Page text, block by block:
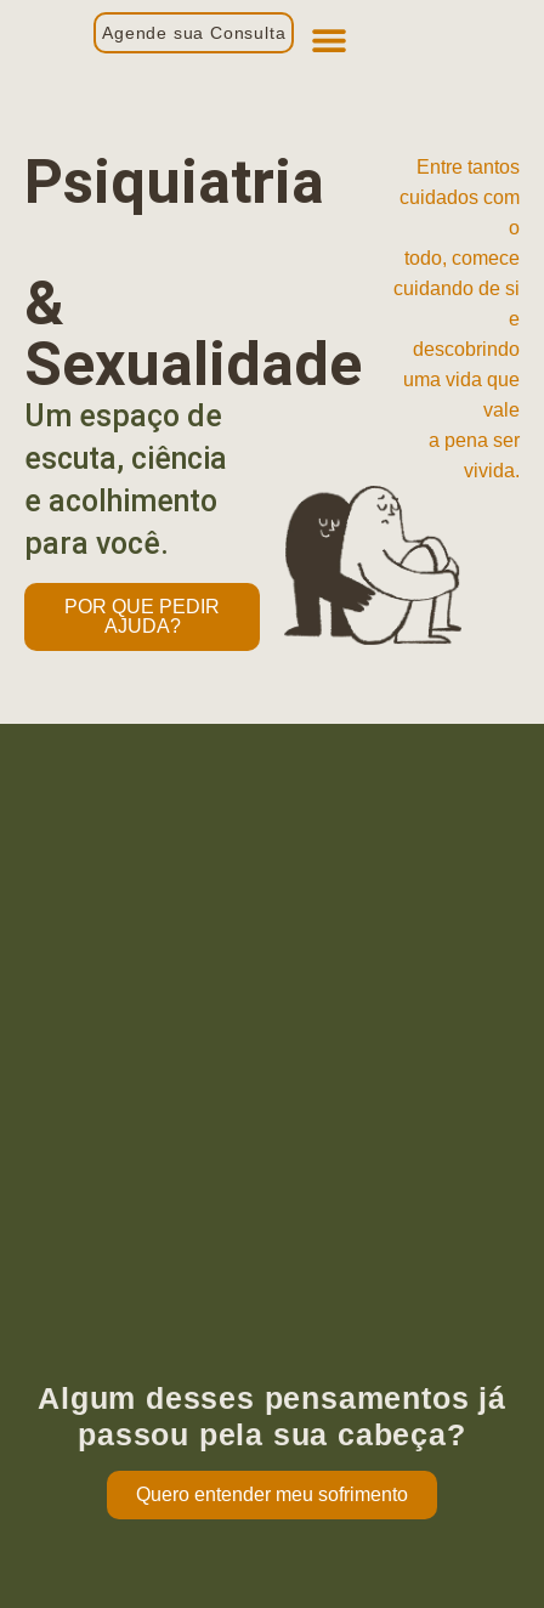
Agende sua Consulta
Psiquiatria
&
Sexualidade
Um espaço de
escuta, ciência
e acolhimento
para você.
POR QUE PEDIR
AJUDA?
Entre tantos
cuidados com
o
todo, comece
cuidando de si
e
descobrindo
uma vida que
vale
a pena ser
vivida.
Algum desses pensamentos já
passou pela sua cabeça?
Quero entender meu sofrimento